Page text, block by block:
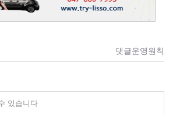
댓글운영원칙
있습니다